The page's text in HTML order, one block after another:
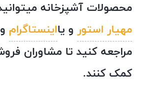
محصولات آشپزخانه
مهیار استور و یااینستاگرام و
مراجعه کنید تا مشاوران
کمک کنند.